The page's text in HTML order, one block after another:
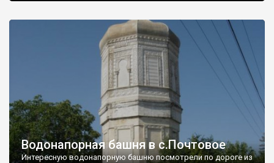
Водонапорная башня в с.Почтовое
Интересную водонапорную башню посмотрели по дороге из